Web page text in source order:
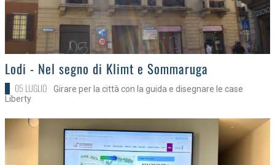
>Lodi - Nel segno di Klimt e Sommaruga
05 LUGLIO
Girare per la città con la guida e disegnare le case
Liberty